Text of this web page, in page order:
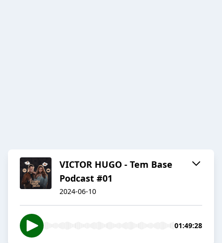
VICTOR HUGO - Tem Base
Podcast #01
2024-06-10
01:49:28